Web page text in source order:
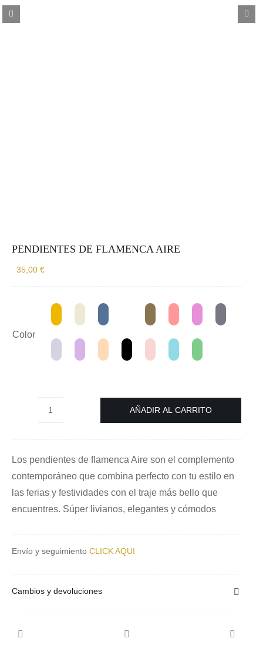
PENDIENTES DE FLAMENCA AIRE
35,00 €
Color
cantidad
AÑADIR AL CARRITO
Los pendientes de flamenca Aire son el complemento
contemporáneo que combina perfecto con tu estilo en
las ferias y festividades con el traje más bello que
encuentres. Súper livianos, elegantes y cómodos
Envío y seguimiento CLICK AQUI
Cambios y devoluciones